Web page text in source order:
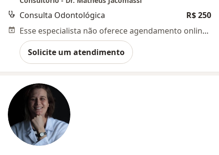
Consulta Odontológica
R$ 250
Esse especialista não oferece agendamento online para esse endereço.
Solicite um atendimento